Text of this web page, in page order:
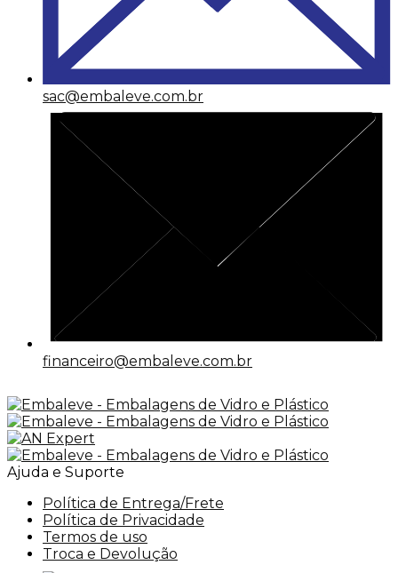
sac@embaleve.com.br
financeiro@embaleve.com.br
Ajuda e Suporte
Política de Entrega/Frete
Política de Privacidade
Termos de uso
Troca e Devolução